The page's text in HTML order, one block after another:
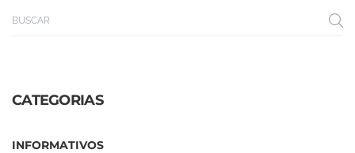
CATEGORIAS
INFORMATIVOS